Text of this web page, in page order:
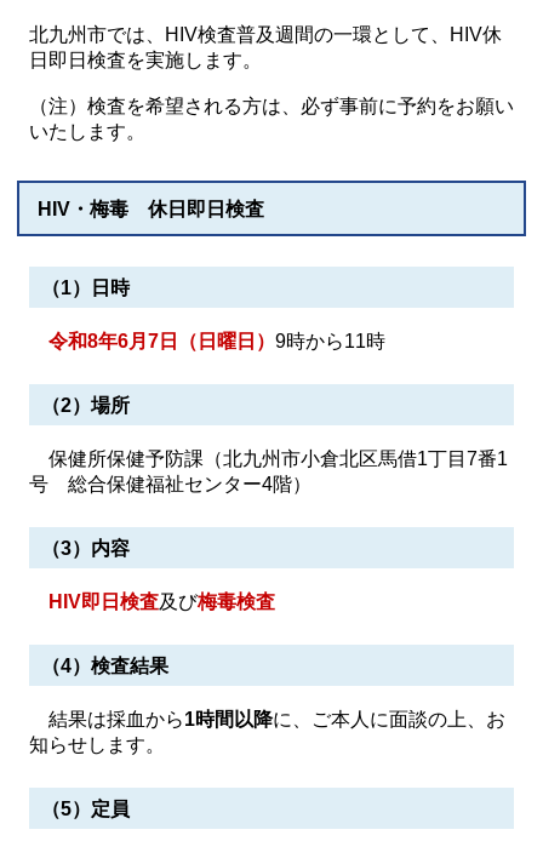
北九州市では、HIV検査普及週間の一環として、HIV休
日即日検査を実施します。
（注）検査を希望される方は、必ず事前に予約をお願い
いたします。
HIV・梅毒 休日即日検査
（1）日時
令和8年6月7日（日曜日） 9時から11時
（2）場所
保健所保健予防課（北九州市小倉北区馬借1丁目7番1
号 総合保健福祉センター4階）
（3）内容
HIV即日検査及び梅毒検査
（4）検査結果
結果は採血から1時間以降に、ご本人に面談の上、お
知らせします。
（5）定員